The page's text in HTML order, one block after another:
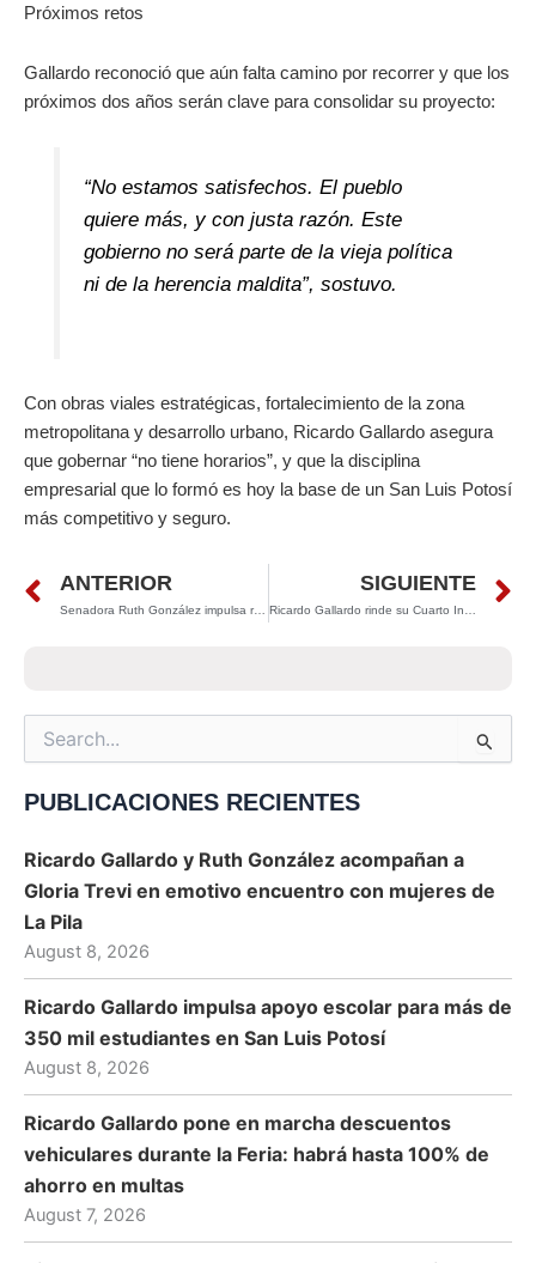
Próximos retos
Gallardo reconoció que aún falta camino por recorrer y que los
próximos dos años serán clave para consolidar su proyecto:
“No estamos satisfechos. El pueblo
quiere más, y con justa razón. Este
gobierno no será parte de la vieja política
ni de la herencia maldita”, sostuvo.
Con obras viales estratégicas, fortalecimiento de la zona
metropolitana y desarrollo urbano, Ricardo Gallardo asegura
que gobernar “no tiene horarios”, y que la disciplina
empresarial que lo formó es hoy la base de un San Luis Potosí
más competitivo y seguro.
Prev
ANTERIOR
Senadora Ruth González impulsa rescate de áreas verdes en San Luis Potosí
SIGUIENTE
Search
for:
PUBLICACIONES RECIENTES
Ricardo Gallardo y Ruth González acompañan a
Gloria Trevi en emotivo encuentro con mujeres de
La Pila
August 8, 2026
Ricardo Gallardo impulsa apoyo escolar para más de
350 mil estudiantes en San Luis Potosí
August 8, 2026
Ricardo Gallardo pone en marcha descuentos
vehiculares durante la Feria: habrá hasta 100% de
ahorro en multas
August 7, 2026